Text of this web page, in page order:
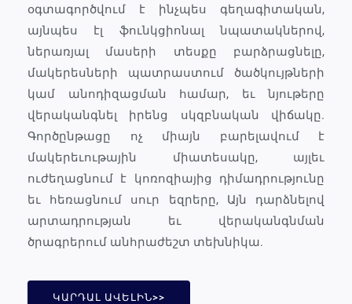
օգտագործվում է ինչպես գեղագիտական,
այնպես էլ ֆունկցիոնալ նպատակներով,
ներառյալ մասերի տեսքը բարձրացնելը,
մակերեսների պատրաստում ծածկույթների
կամ անոդիզացման համար, եւ նյութերը
վերականգնել իրենց սկզբնական վիճակը.
Գործընթացը ոչ միայն բարելավում է
մակերեւութային միատեսակը, այլեւ
ուժեղացնում է կոռոզիայից դիմադրությունը
եւ հեռացնում սուր եզրերը, Այն դարձնելով
արտադրության եւ վերականգնման
ծրագրերում անհրաժեշտ տեխնիկա.
ԿԱՐԴԱԼ ԱՎԵԼԻՆ>>